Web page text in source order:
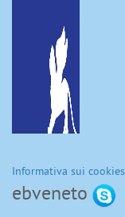
Informativa sui cookies
ebveneto